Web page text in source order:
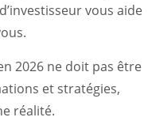
vous aide
2026 ne doit pas être
et stratégies,
réalité.